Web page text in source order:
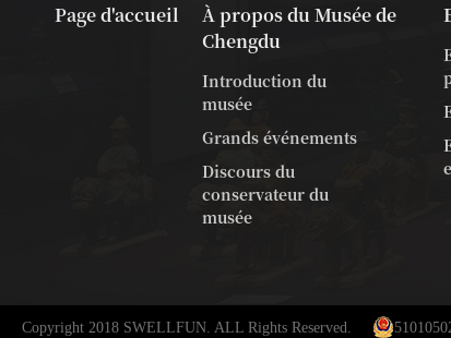
Page d'accueil
À propos du Musée de
Chengdu
Introduction du
musée
Grands événements
Discours du
conservateur du
musée
Copyright 2018 SWELLFUN. ALL Rights Reserved.